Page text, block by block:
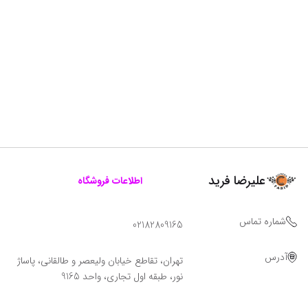
علیرضا فرید اطلاعات فروشگاه
شماره تماس 02182809165
آدرس
تهران، تقاطع خیابان ولیعصر و طالقانی، پاساژ
نور، طبقه اول تجاری، واحد 9165